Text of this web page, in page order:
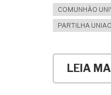
COMUNHÃO
PARTILHA
LEIA